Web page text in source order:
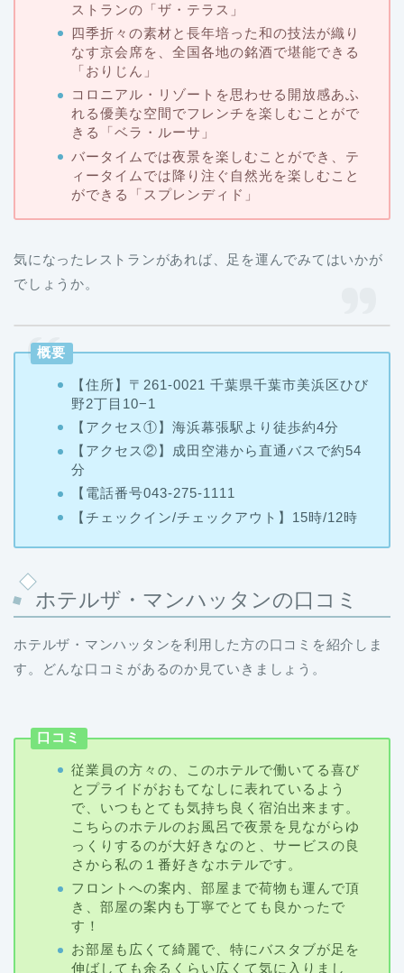
ストランの「ザ・テラス」
四季折々の素材と長年培った和の技法が織り
なす京会席を、全国各地の銘酒で堪能できる
「おりじん」
コロニアル・リゾートを思わせる開放感あふ
れる優美な空間でフレンチを楽しむことがで
きる「ベラ・ルーサ」
バータイムでは夜景を楽しむことができ、テ
ィータイムでは降り注ぐ自然光を楽しむこと
ができる「スプレンディド」
気になったレストランがあれば、足を運んでみてはいかが
でしょうか。
概要
【住所】〒261-0021 千葉県千葉市美浜区ひび
野2丁目10−1
【 アクセス①】海浜幕張駅より徒歩約4分
【 アクセス②】成田空港から直通バスで約54
分
【 電話番号043‐275-1111
【チェックイン/チェックアウト 】15時/12時
ホテルザ・マンハッタンの口コミ
ホテルザ・マンハッタンを利用した方の口コミを紹介しま
す。どんな口コミがあるのか見ていきましょう。
口コミ
従業員の方々の、このホテルで働いてる喜び
とプライドがおもてなしに表れているよう
で、いつもとても気持ち良く宿泊出来ます。
こちらのホテルのお風呂で夜景を見ながらゆ
っくりするのが大好きなのと、サービスの良
さから私の１番好きなホテルです。
フロントへの案内、部屋まで荷物も運んで頂
き、部屋の案内も丁寧でとても良かったで
す！
お部屋も広くて綺麗で、特にバスタブが足を
伸ばしても余るくらい広くて気に入りまし